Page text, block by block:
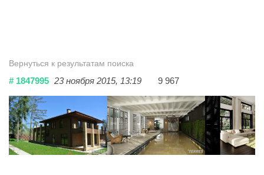
Вернуться к результатам поиска
# 1847995 23 ноября 2015, 13:19 9 967